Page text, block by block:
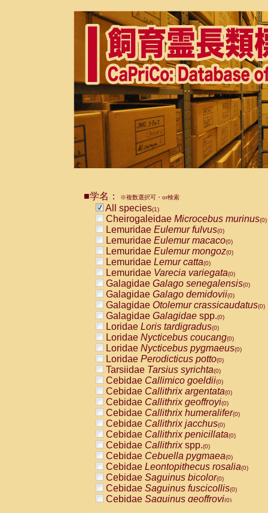
■学名： ※複数選択可・or検索
All species(1)
Cheirogaleidae Microcebus murinus(0)
Lemuridae Eulemur fulvus(0)
Lemuridae Eulemur macaco(0)
Lemuridae Eulemur mongoz(0)
Lemuridae Lemur catta(0)
Lemuridae Varecia variegata(0)
Galagidae Galago senegalensis(0)
Galagidae Galago demidovii(0)
Galagidae Otolemur crassicaudatus(0)
Galagidae Galagidae spp.(0)
Loridae Loris tardigradus(0)
Loridae Nycticebus coucang(0)
Loridae Nycticebus pygmaeus(0)
Loridae Perodicticus potto(0)
Tarsiidae Tarsius syrichta(0)
Cebidae Callimico goeldii(0)
Cebidae Callithrix argentata(0)
Cebidae Callithrix geoffroyi(0)
Cebidae Callithrix humeralifer(0)
Cebidae Callithrix jacchus(0)
Cebidae Callithrix penicillata(0)
Cebidae Callithrixspp.(0)
Cebidae Cebuella pygmaea(0)
Cebidae Leontopithecus rosalia(0)
Cebidae Saguinus bicolor(0)
Cebidae Saguinus fuscicollis(0)
Cebidae Saguinus geoffroyi(0)